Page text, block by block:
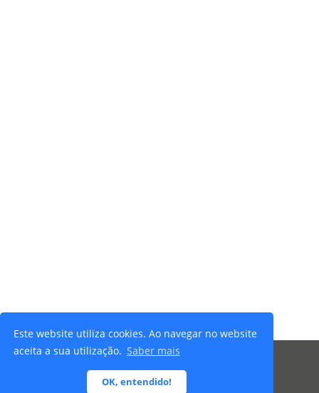
Este website utiliza cookies. Ao navegar no website
aceita a sua utilização. Saber mais
OK, entendido!
© 2026 Ibersafety - Todos os direitos reservados |
Termos e Condições